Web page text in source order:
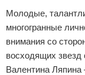
Природа
Философия
Сотрудничество
Размещение
Для
Молодые,
многогранные
внимания со
восходящих звезд
Валентина